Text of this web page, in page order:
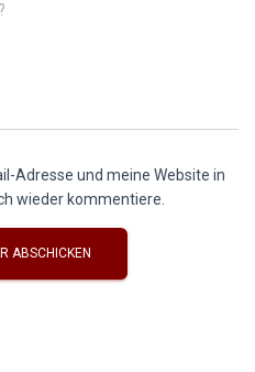
Adresse und meine Website in
wieder kommentiere.